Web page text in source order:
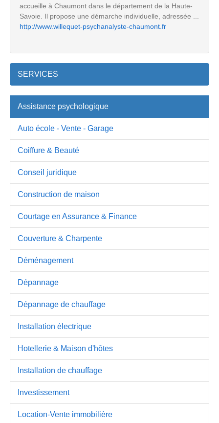
accueille à Chaumont dans le département de la Haute-
Savoie. Il propose une démarche individuelle, adressée ...
http://www.willequet-psychanalyste-chaumont.fr
SERVICES
Assistance psychologique
Auto école - Vente - Garage
Coiffure & Beauté
Conseil juridique
Construction de maison
Courtage en Assurance & Finance
Couverture & Charpente
Déménagement
Dépannage
Dépannage de chauffage
Installation électrique
Hotellerie & Maison d'hôtes
Installation de chauffage
Investissement
Location-Vente immobilière